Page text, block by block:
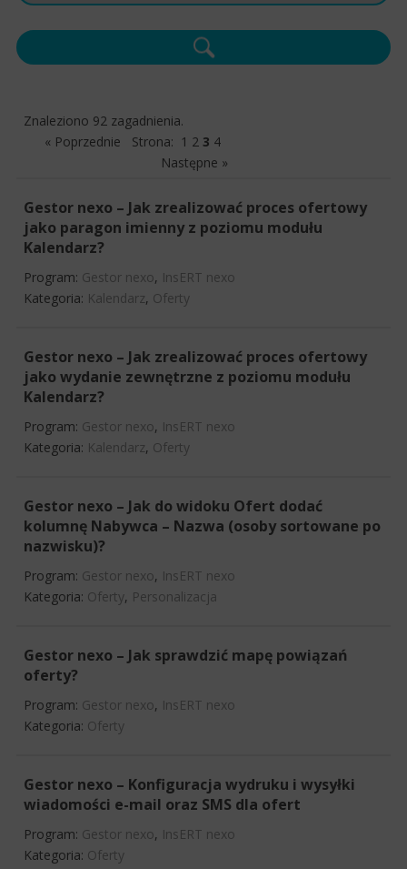
Znaleziono 92 zagadnienia.
« Poprzednie Strona: 1 2 3 4
Następne »
Gestor nexo – Jak zrealizować proces ofertowy
jako paragon imienny z poziomu modułu
Kalendarz?
Program: Gestor nexo, InsERT nexo
Kategoria: Kalendarz, Oferty
Gestor nexo – Jak zrealizować proces ofertowy
jako wydanie zewnętrzne z poziomu modułu
Kalendarz?
Program: Gestor nexo, InsERT nexo
Kategoria: Kalendarz, Oferty
Gestor nexo – Jak do widoku Ofert dodać
kolumnę Nabywca – Nazwa (osoby sortowane po
nazwisku)?
Program: Gestor nexo, InsERT nexo
Kategoria: Oferty, Personalizacja
Gestor nexo – Jak sprawdzić mapę powiązań
oferty?
Program: Gestor nexo, InsERT nexo
Kategoria: Oferty
Gestor nexo – Konfiguracja wydruku i wysyłki
wiadomości e-mail oraz SMS dla ofert
Program: Gestor nexo, InsERT nexo
Kategoria: Oferty